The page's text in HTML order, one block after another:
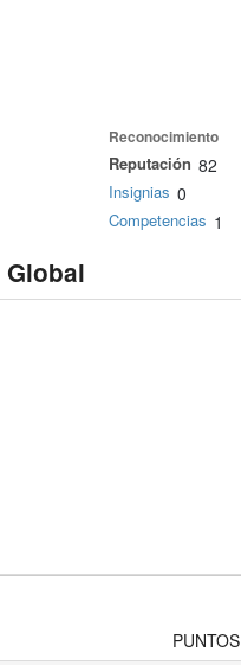
Reconocimiento
Reputación 82
Insignias 0
Competencias 1
PUNTOS